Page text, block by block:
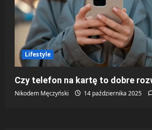
Lifestyle
Czy telefon na kartę to dobre
Nikodem Męczyński 14 października 2025